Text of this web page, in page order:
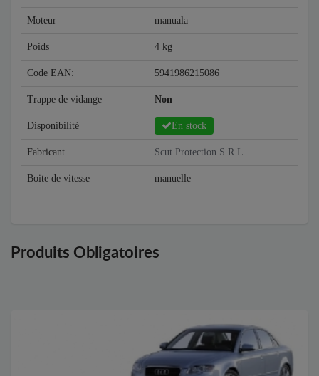
Moteur manuala
Poids 4 kg
Code EAN: 5941986215086
Trappe de vidange Non
Disponibilité En stock
Fabricant Scut Protection S.R.L
Boite de vitesse manuelle
Produits Obligatoires